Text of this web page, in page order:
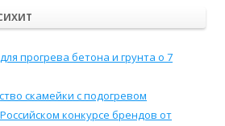
прогрева бетона и грунта о 7
скамейки с подогревом
конкурсе брендов от